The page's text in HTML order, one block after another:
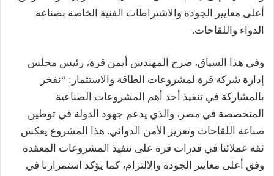
أعلى معايير الجودة والاشتراطات الفنية الخاصة بصناعة
الدواء واللقاحات.
وفي هذا السياق، صرح المهندس أيمن قرة، رئيس مجلس
إدارة شركة قرة لمشروعات الطاقة والاستثمار: “نفخر
بالمشاركة في تنفيذ أحد أهم المشروعات الصناعية
المتخصصة في مصر، والذي يدعم جهود الدولة في توطين
صناعة اللقاحات وتعزيز الأمن الدوائي. هذا المشروع يعكس
ثقة عملائنا في قدرات قرة على تنفيذ المشروعات المعقدة
وفق أعلى معايير الجودة والالتزام، كما يؤكد استمرارنا في